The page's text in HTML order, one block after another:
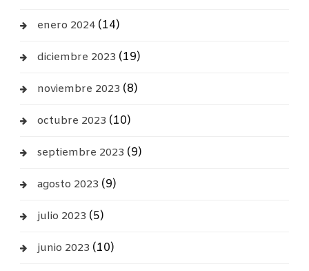
enero 2024(14)
diciembre 2023 (19)
noviembre 2023 (8)
octubre 2023 (10)
septiembre 2023 (9)
agosto 2023 (9)
julio 2023 (5)
junio 2023 (10)